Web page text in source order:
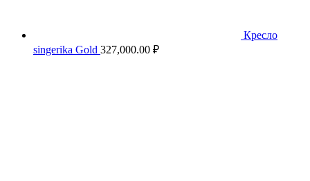
Кресло
singerika Gold 327,000.00 ₽